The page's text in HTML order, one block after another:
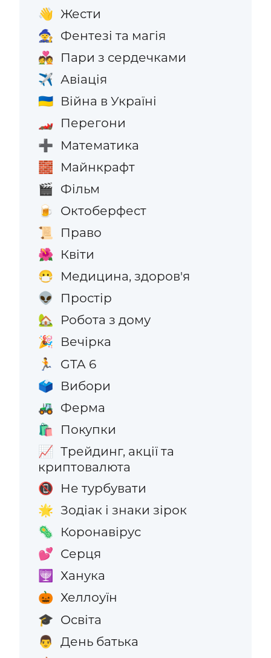
👋 Жести
🧙 Фентезі та магія
💑 Пари з сердечками
✈️ Авіація
🇺🇦 Війна в Україні
🏎️ Перегони
➕ Математика
🧱 Майнкрафт
🎬 Фільм
🍺 Октоберфест
📜 Право
🌺 Квіти
😷 Медицина, здоров'я
👽 Простір
🏡 Робота з дому
🎉 Вечірка
🏃 GTA 6
🗳️ Вибори
🚜 Ферма
🛍️ Покупки
📈 Трейдинг, акції та
криптовалюта
📵 Не турбувати
🌟 Зодіак і знаки зірок
🦠 Коронавірус
💕 Серця
🕎 Ханука
🎃 Хеллоуїн
🎓 Освіта
👨 День батька